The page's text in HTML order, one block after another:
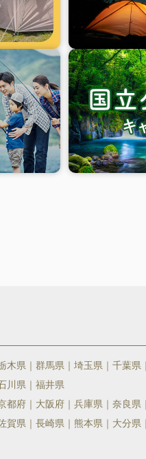
木県 群馬県 埼玉県 千葉県
川県
福井県
都府 大阪府 兵庫県 奈良県
賀県 長崎県 熊本県 大分県